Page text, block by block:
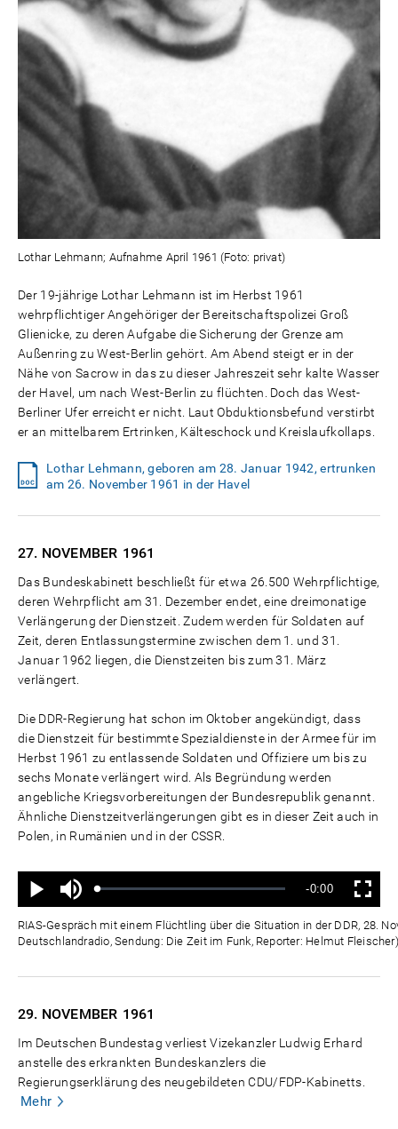
Lothar Lehmann; Aufnahme April 1961 (Foto: privat)
Der 19-jährige Lothar Lehmann ist im Herbst 1961
wehrpflichtiger Angehöriger der Bereitschaftspolizei Groß
Glienicke, zu deren Aufgabe die Sicherung der Grenze am
Außenring zu West-Berlin gehört. Am Abend steigt er in der
Nähe von Sacrow in das zu dieser Jahreszeit sehr kalte Wasser
der Havel, um nach West-Berlin zu flüchten. Doch das West-
Berliner Ufer erreicht er nicht. Laut Obduktionsbefund verstirbt
er an mittelbarem Ertrinken, Kälteschock und Kreislaufkollaps.
Lothar Lehmann, geboren am 28. Januar 1942, ertrunken
am 26. November 1961 in der Havel
27. NOVEMBER 1961
Das Bundeskabinett beschließt für etwa 26.500 Wehrpflichtige,
deren Wehrpflicht am 31. Dezember endet, eine dreimonatige
Verlängerung der Dienstzeit. Zudem werden für Soldaten auf
Zeit, deren Entlassungstermine zwischen dem 1. und 31.
Januar 1962 liegen, die Dienstzeiten bis zum 31. März
verlängert.
Die DDR-Regierung hat schon im Oktober angekündigt, dass
die Dienstzeit für bestimmte Spezialdienste in der Armee für im
Herbst 1961 zu entlassende Soldaten und Offiziere um bis zu
sechs Monate verlängert wird. Als Begründung werden
angebliche Kriegsvorbereitungen der Bundesrepublik genannt.
Ähnliche Dienstzeitverlängerungen gibt es in dieser Zeit auch in
Polen, in Rumänien und in der CSSR.
Wiedergabe
Ton
aus
Geladen:
Status:
Verbleibende
Zeit
-0:00 Vollbild
RIAS-Gespräch mit einem Flüchtling über die Situation in der DDR, 28.
Deutschlandradio, Sendung: Die Zeit im Funk, Reporter: Helmut Fleischer)
29. NOVEMBER 1961
Im Deutschen Bundestag verliest Vizekanzler Ludwig Erhard
anstelle des erkrankten Bundeskanzlers die
Regierungserklärung des neugebildeten CDU/FDP-Kabinetts.
Mehr